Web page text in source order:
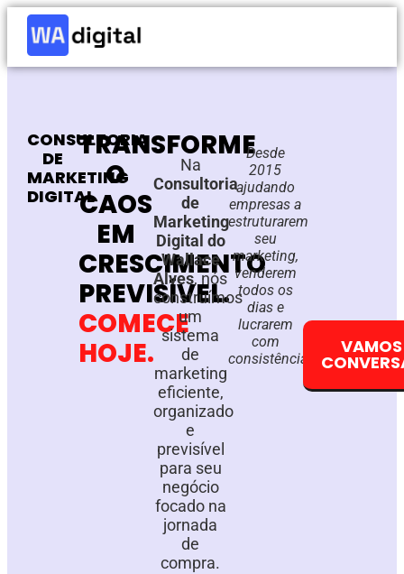
CONSULTORIA
DE
MARKETING
DIGITAL
TRANSFORME
O
CAOS
EM
CRESCIMENTO
PREVISÍVEL.
COMECE
HOJE.
Na
Consultoria
de
Marketing
Digital do
Wallace
Alves, nós
construímos
um
sistema
de
marketing
eficiente,
organizado
e
previsível
para seu
negócio
focado na
jornada
de
compra.
Desde
2015
ajudando
empresas a
estruturarem
seu
marketing,
venderem
todos os
dias e
lucrarem
com
consistência.
VAMOS